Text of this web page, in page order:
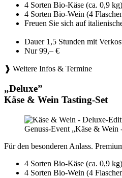
4 Sorten Bio-Käse (ca. 0,9 kg)
4 Sorten Bio-Wein (4
Freuen Sie sich auf
Dauer 1,5 Stunden mit
Nur 99,– €
❱ Weitere Infos & Termine
„Deluxe”
Käse & Wein Tasting-Set
Genuss-Event „Käse &
Für den besonderen Anlass.
4 Sorten Bio-Käse (ca. 0,9 kg)
4 Sorten Bio-Wein (4